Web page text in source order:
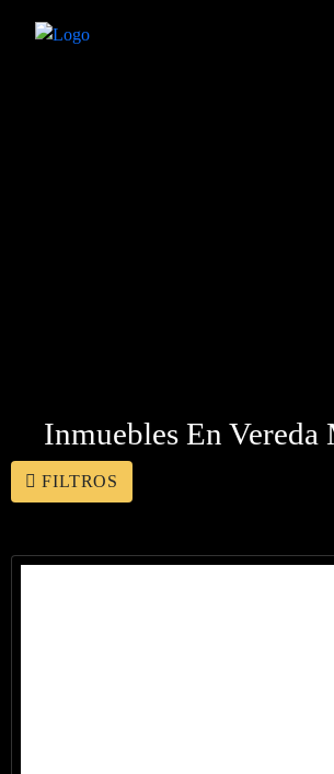
Inmuebles En Vereda
FILTROS